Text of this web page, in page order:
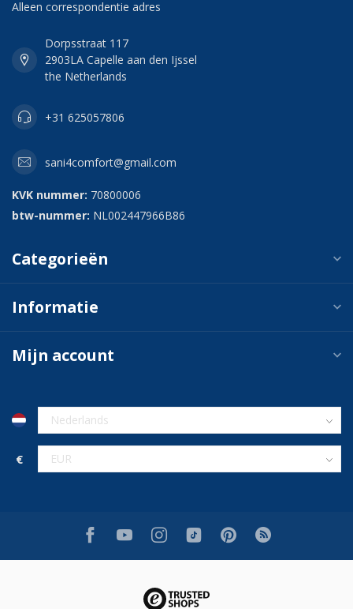
Alleen correspondentie adres
Dorpsstraat 117
2903LA Capelle aan den Ijssel
the Netherlands
+31 625057806
sani4comfort@gmail.com
KVK nummer: 70800006
btw-nummer: NL002447966B86
Categorieën
Informatie
Mijn account
€